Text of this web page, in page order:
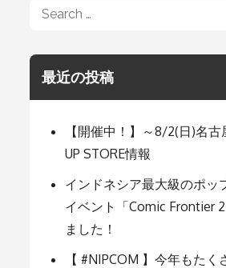
ゲ
ー
シ
ョ
Search
最近の投稿
【開催中！】～8/2(日)名古
UP STORE情報
インドネシア最大級のポッ
イベント「Comic Frontier
ました！
【 #NIPCOM 】今年もた